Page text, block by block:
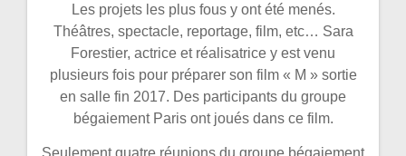
Les projets les plus fous y ont été menés.
Théâtres, spectacle, reportage, film, etc… Sara
Forestier, actrice et réalisatrice y est venu
plusieurs fois pour préparer son film « M » sortie
en salle fin 2017. Des participants du groupe
bégaiement Paris ont joués dans ce film.
Seulement quatre réunions du groupe bégaiement